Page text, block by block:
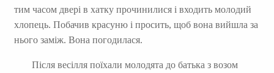
тим часом двері в хатку прочинилися і входить молодий
хлопець. Побачив красуню і просить, щоб вона вийшла за
нього заміж. Вона погодилася.
Після весілля поїхали молодята до батька з возом